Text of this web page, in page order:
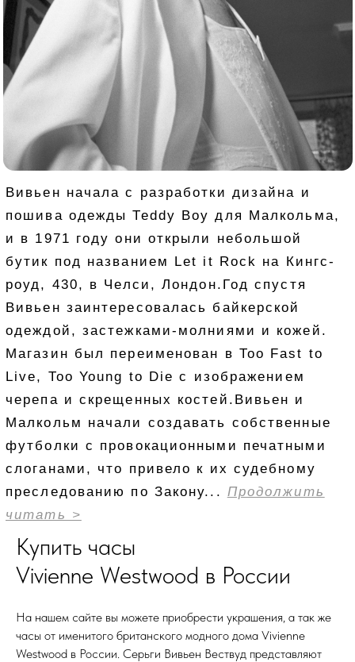
Купить часы
Vivienne Westwood в России
На нашем сайте вы можете приобрести украшения, а так же
часы от именитого британского модного дома Vivienne
Westwood в России. Серьги Вивьен Вествуд представляют